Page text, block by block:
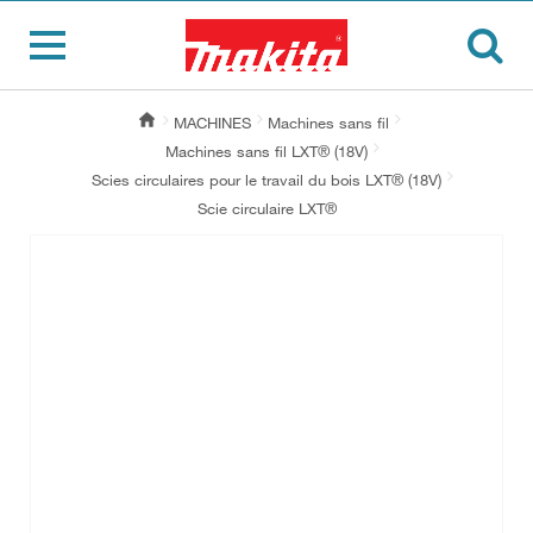
MACHINES
Machines sans fil
Machines sans fil LXT® (18V)
Scies circulaires pour le travail du bois LXT® (18V)
Scie circulaire LXT®